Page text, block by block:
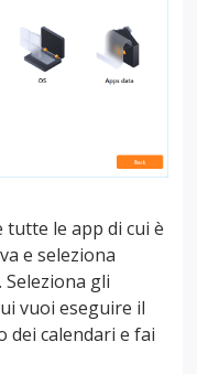
le app di cui è
e seleziona
Seleziona gli
vuoi eseguire il
dei calendari e fai